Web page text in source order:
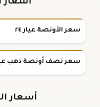
أسعار
سعر الأونصة عيار ٢٤
سعر نصف أونصة ذهب عيار
أسعار